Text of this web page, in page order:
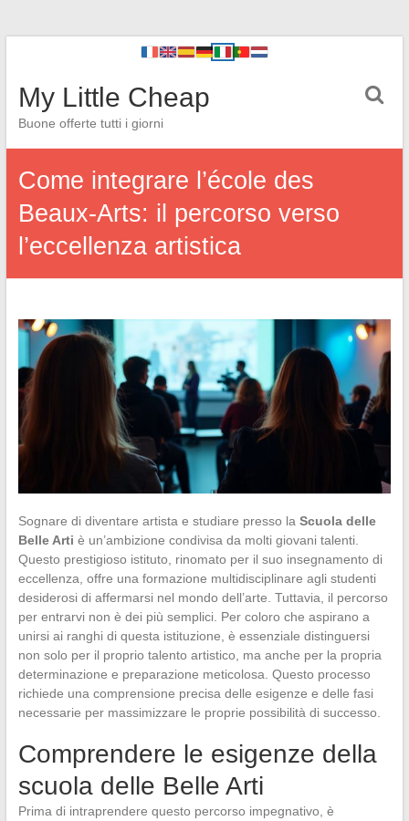
My Little Cheap
Buone offerte tutti i giorni
Come integrare l’école des
Beaux-Arts: il percorso verso
l’eccellenza artistica
Sognare di diventare artista e studiare presso la Scuola delle
Belle Arti è un’ambizione condivisa da molti giovani talenti.
Questo prestigioso istituto, rinomato per il suo insegnamento di
eccellenza, offre una formazione multidisciplinare agli studenti
desiderosi di affermarsi nel mondo dell’arte. Tuttavia, il percorso
per entrarvi non è dei più semplici. Per coloro che aspirano a
unirsi ai ranghi di questa istituzione, è essenziale distinguersi
non solo per il proprio talento artistico, ma anche per la propria
determinazione e preparazione meticolosa. Questo processo
richiede una comprensione precisa delle esigenze e delle fasi
necessarie per massimizzare le proprie possibilità di successo.
Comprendere le esigenze della
scuola delle Belle Arti
Prima di intraprendere questo percorso impegnativo, è